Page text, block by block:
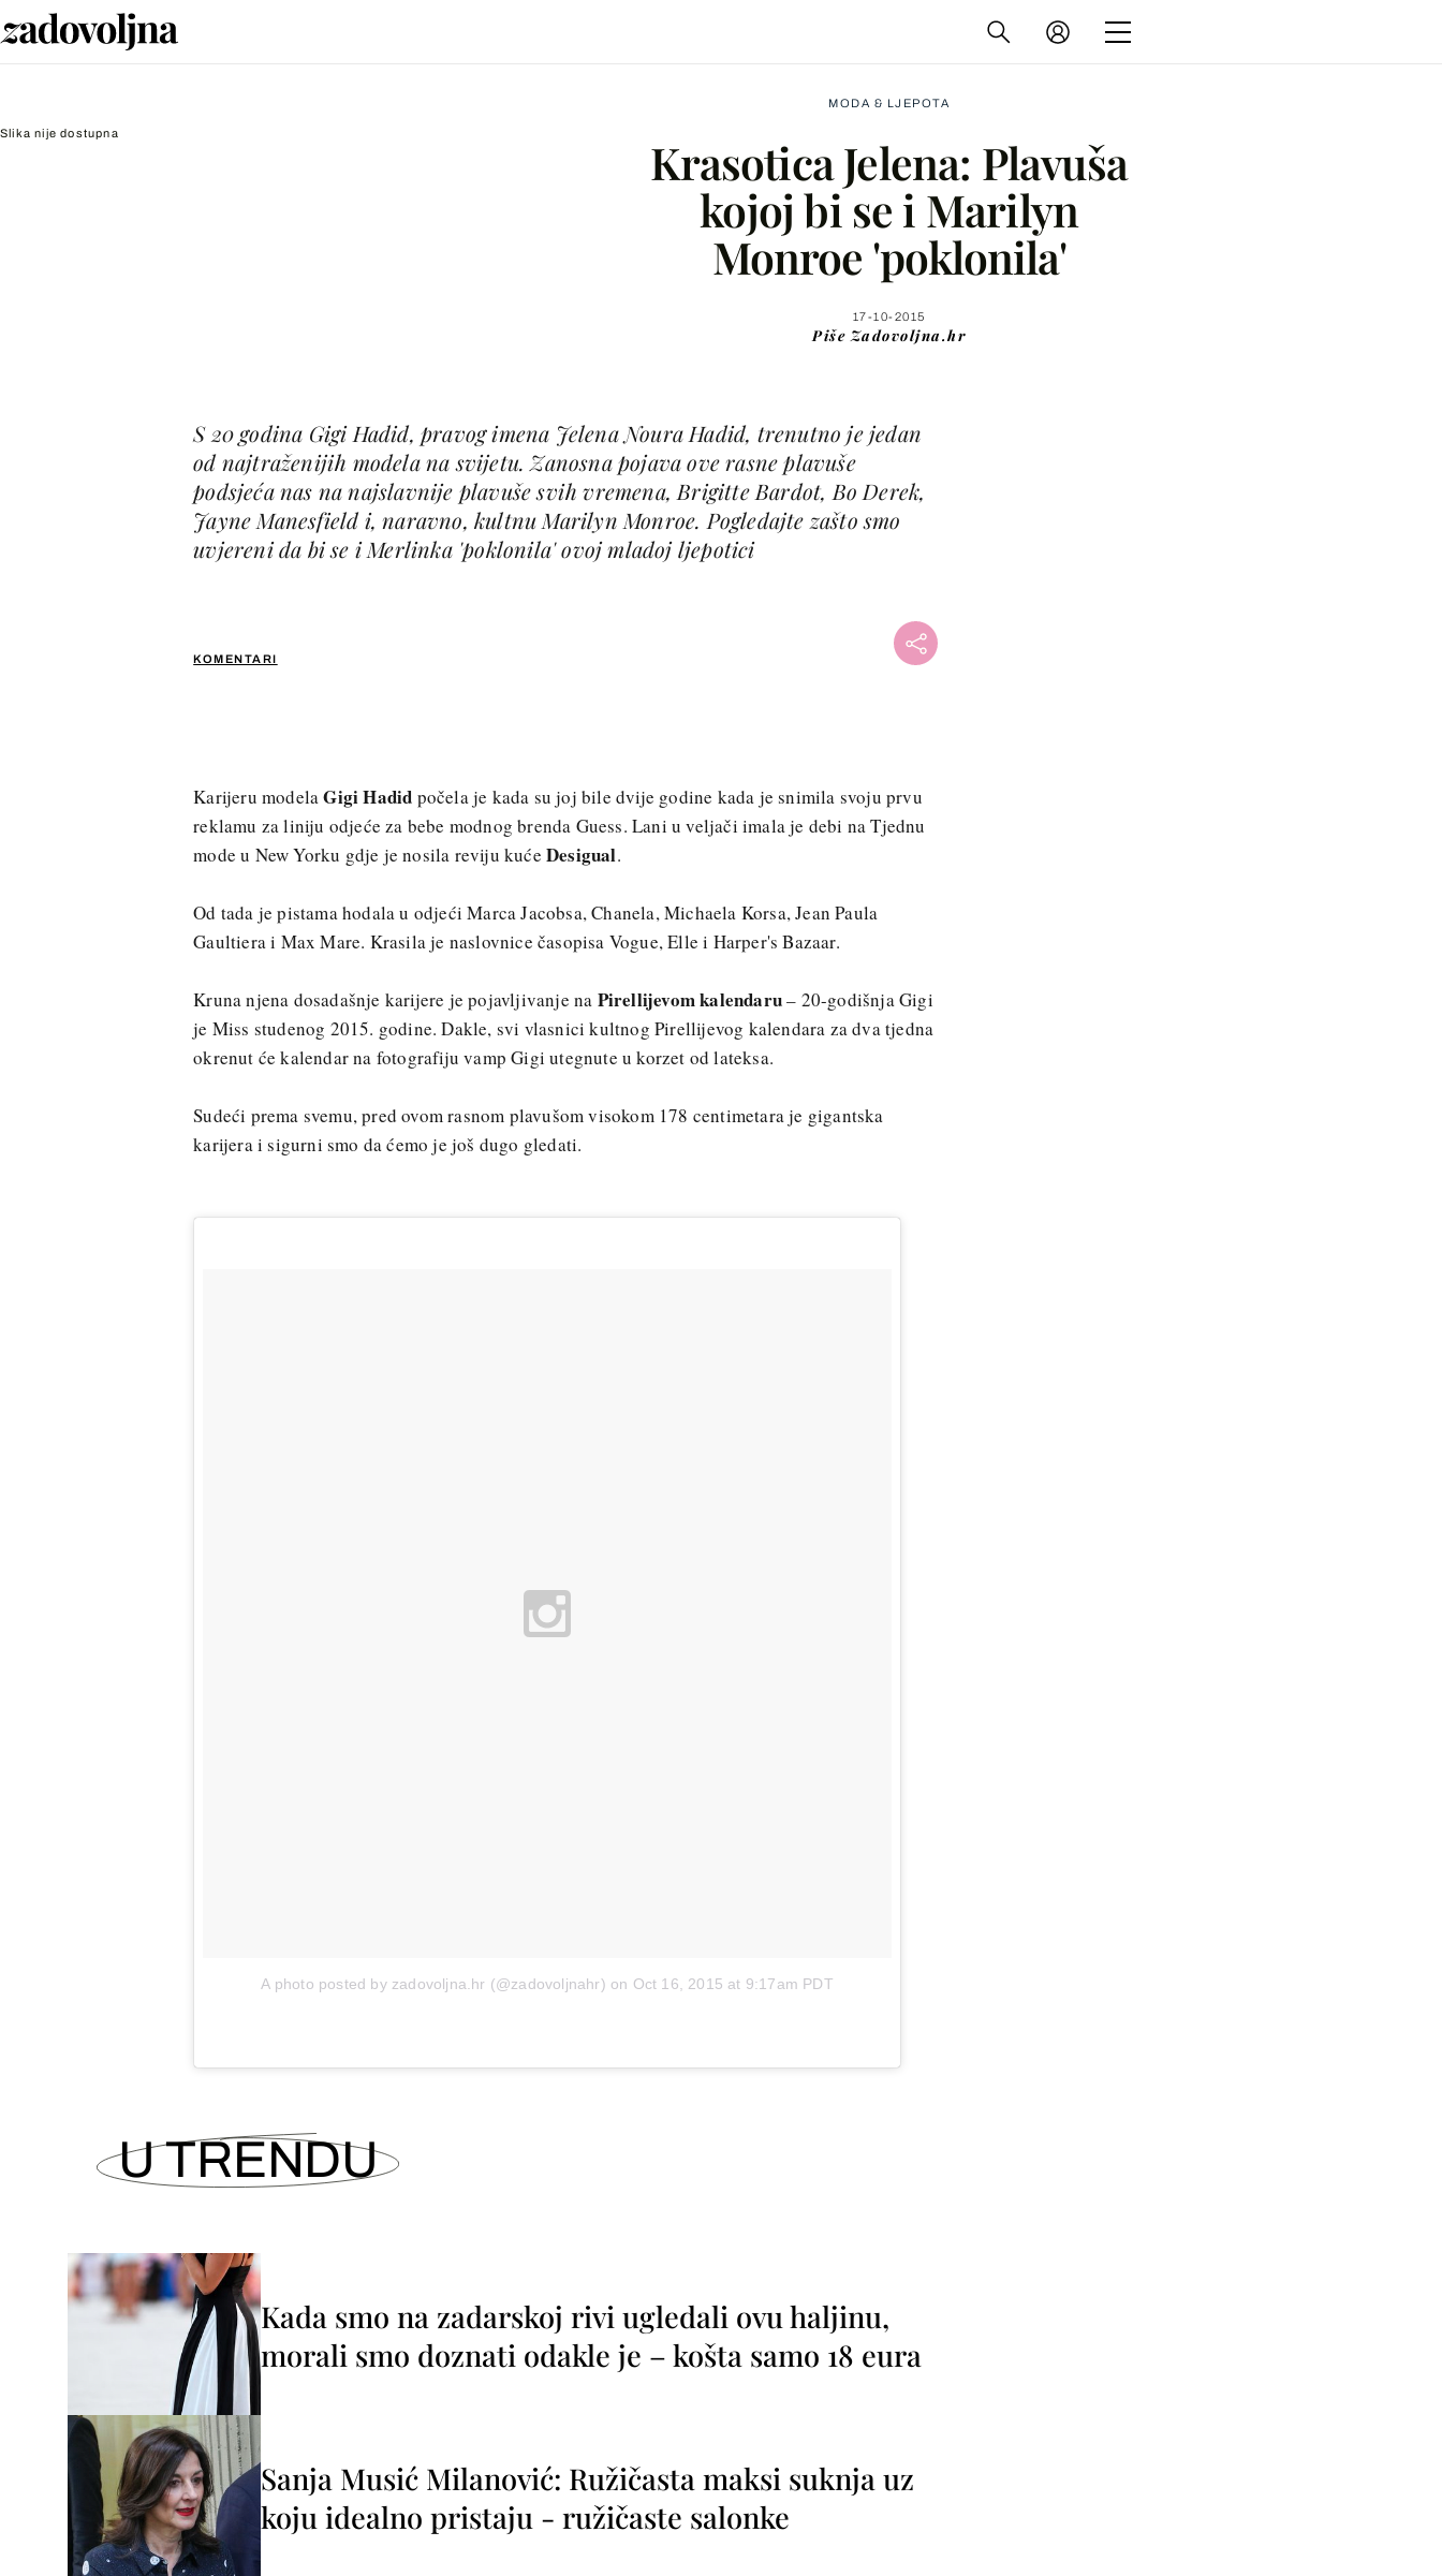
Slika nije dostupna
MODA & LJEPOTA
Krasotica Jelena: Plavuša
kojoj bi se i Marilyn
Monroe 'poklonila'
17-10-2015
Piše Zadovoljna.hr
KOMENTARI
S 20 godina Gigi Hadid, pravog imena Jelena Noura Hadid, trenutno je jedan
od najtraženijih modela na svijetu. Zanosna pojava ove rasne plavuše
podsjeća nas na najslavnije plavuše svih vremena, Brigitte Bardot, Bo Derek,
Jayne Manesfield i, naravno, kultnu Marilyn Monroe. Pogledajte zašto smo
uvjereni da bi se i Merlinka 'poklonila' ovoj mladoj ljepotici
Viber
Karijeru modelaGigi Hadid počela je kada su joj bile dvije godine kada je snimila svoju prvu
reklamu za liniju odjeće za bebe modnog brenda Guess. Lani u veljači imala je debi na Tjednu
mode u New Yorku gdje je nosila reviju kuće Desigual.
Od tada je pistama hodala u odjeći Marca Jacobsa, Chanela, Michaela Korsa, Jean Paula
Gaultiera i Max Mare. Krasila je naslovnice časopisa Vogue, Elle i Harper's Bazaar.
Kruna njena dosadašnje karijere je pojavljivanje na Pirellijevom kalendaru– 20-godišnja Gigi
je Miss studenog 2015. godine. Dakle, svi vlasnici kultnog Pirellijevog kalendara za dva tjedna
okrenut će kalendar na fotografiju vamp Gigi utegnute u korzet od lateksa.
Sudeći prema svemu, pred ovom rasnom plavušom visokom 178 centimetara je gigantska
karijera i sigurni smo da ćemo je još dugo gledati.
A photo posted by zadovoljna.hr (@zadovoljnahr) on Oct 16, 2015 at 9:17am PDT
U TRENDU
Kada smo na zadarskoj rivi ugledali ovu haljinu,
morali smo doznati odakle je – košta samo 18 eura
Sanja Musić Milanović: Ružičasta maksi suknja uz
koju idealno pristaju - ružičaste salonke